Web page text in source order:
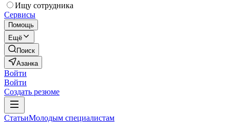
Ищу сотрудника
Сервисы
Помощь
Ещё
Поиск
Азанка
Войти
Войти
Создать резюме
СтатьиМолодым специалистам